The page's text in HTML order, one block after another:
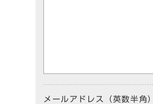
メールアドレス（英数半角）